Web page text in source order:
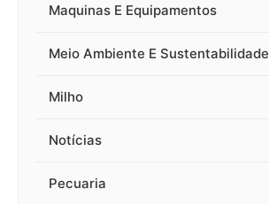
Maquinas E Equipamentos
Meio Ambiente E Sustentabilidade
Milho
Notícias
Pecuaria